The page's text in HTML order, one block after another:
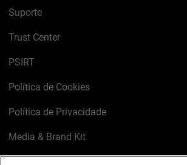
Suporte
Trust Center
PSIRT
Política de Cookies
Política de Privacidade
Media & Brand Kit